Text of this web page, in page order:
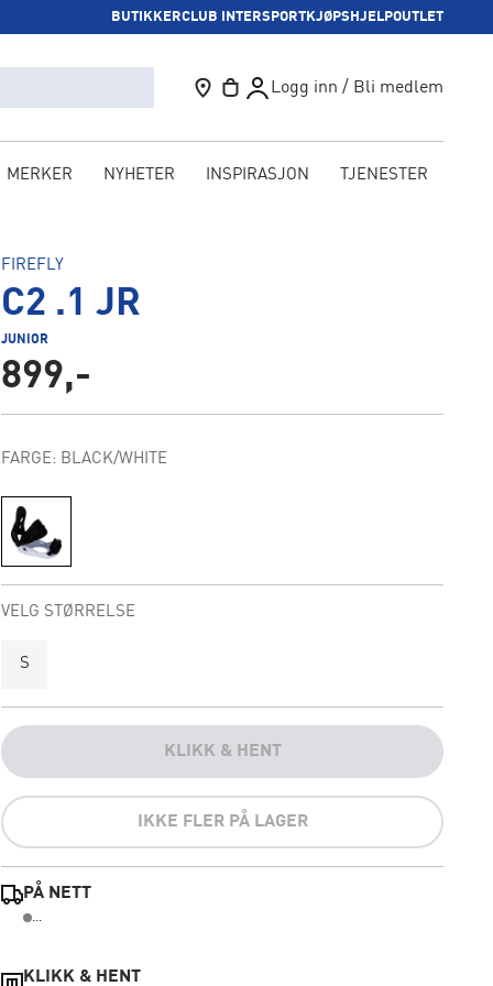
BUTIKKERCLUB INTERSPORTKJØPSHJELPOUTLET
Logg inn / Bli medlem
MERKER NYHETER INSPIRASJON TJENESTER
FIREFLY
C2 .1 JR
JUNIOR
899,-
FARGE: BLACK/WHITE
VELG STØRRELSE
S
KLIKK & HENT
IKKE FLER PÅ LAGER
PÅ NETT
...
KLIKK & HENT